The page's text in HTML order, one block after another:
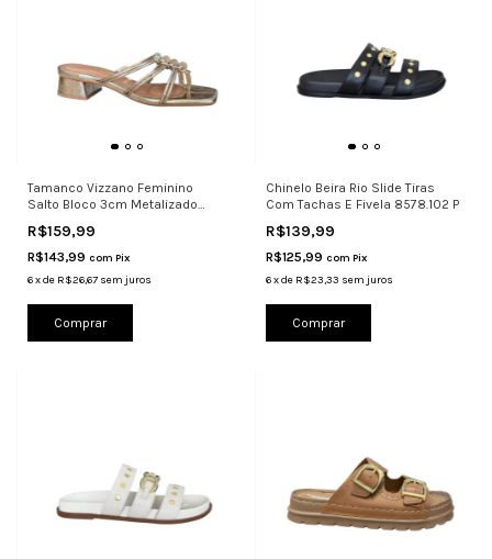
Tamanco Vizzano Feminino
Salto Bloco 3cm Metalizado
R$159,99
R$143,99 com Pix
6xde R$26,67 sem juros
Comprar
Chinelo Beira Rio Slide Tiras
Com Tachas E Fivela 8578.102 P
R$139,99
R$125,99 com Pix
6 xde R$23,33 sem juros
Comprar